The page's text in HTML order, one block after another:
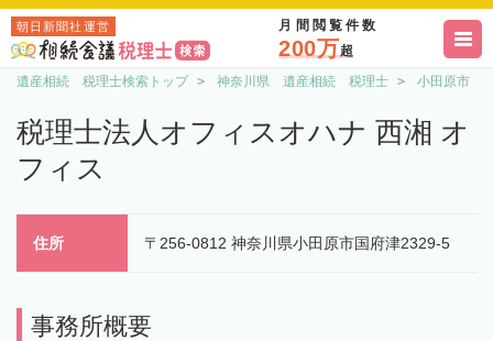
朝日新聞社運営 月間閲覧件数
200万超
遺産相続 税理士検索トップ 神奈川県 遺産相続 税理士 小田原市
税理士法人オフィスオハナ 西湘 オ
フィス
住所 〒256-0812 神奈川県小田原市国府津2329-5
事務所概要